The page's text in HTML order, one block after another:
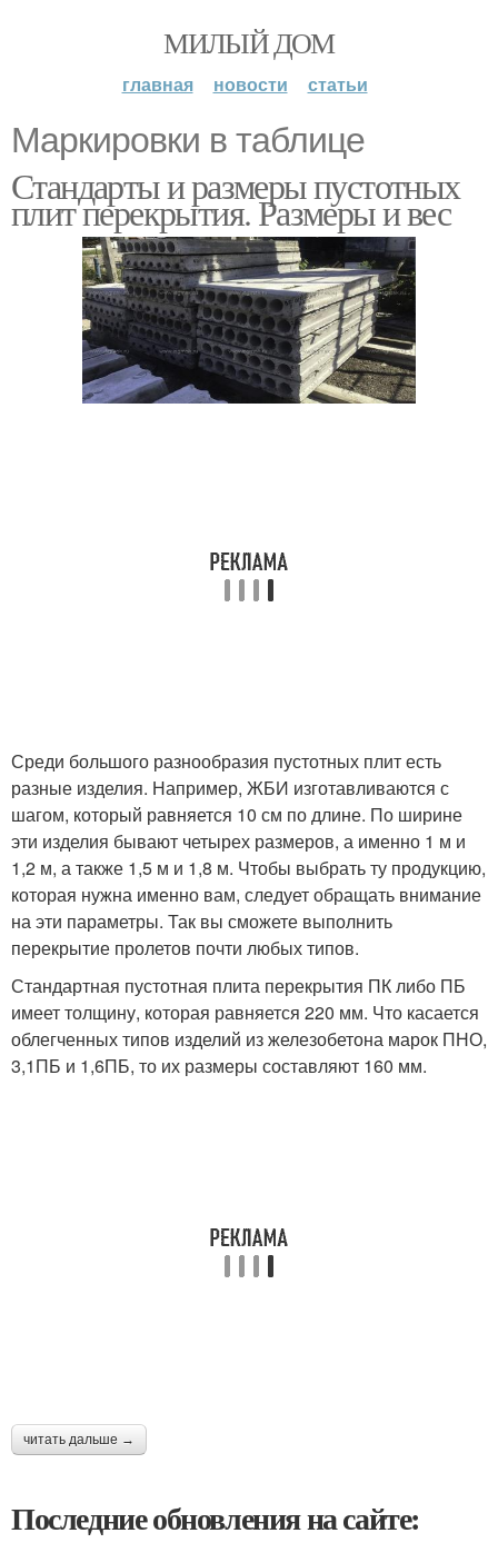
МИЛЫЙ ДОМ
главная новости статьи
Маркировки в таблице
Стандарты и размеры пустотных
плит перекрытия. Размеры и вес
Среди большого разнообразия пустотных плит есть
разные изделия. Например, ЖБИ изготавливаются с
шагом, который равняется 10 см по длине. По ширине
эти изделия бывают четырех размеров, а именно 1 м и
1,2 м, а также 1,5 м и 1,8 м. Чтобы выбрать ту продукцию,
которая нужна именно вам, следует обращать внимание
на эти параметры. Так вы сможете выполнить
перекрытие пролетов почти любых типов.
Стандартная пустотная плита перекрытия ПК либо ПБ
имеет толщину, которая равняется 220 мм. Что касается
облегченных типов изделий из железобетона марок ПНО,
3,1ПБ и 1,6ПБ, то их размеры составляют 160 мм.
читать дальше →
Последние обновления на сайте: